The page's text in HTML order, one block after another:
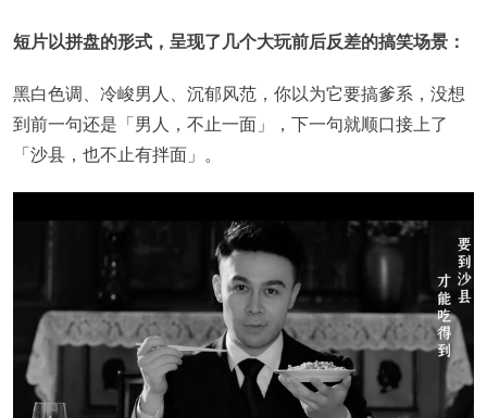
短片以拼盘的形式，呈现了几个大玩前后反差的搞笑场景：
黑白色调、冷峻男人、沉郁风范，你以为它要搞爹系，没想
到前一句还是「男人，不止一面」，下一句就顺口接上了
「沙县，也不止有拌面」。